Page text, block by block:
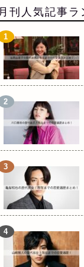
刊人気記事ラ